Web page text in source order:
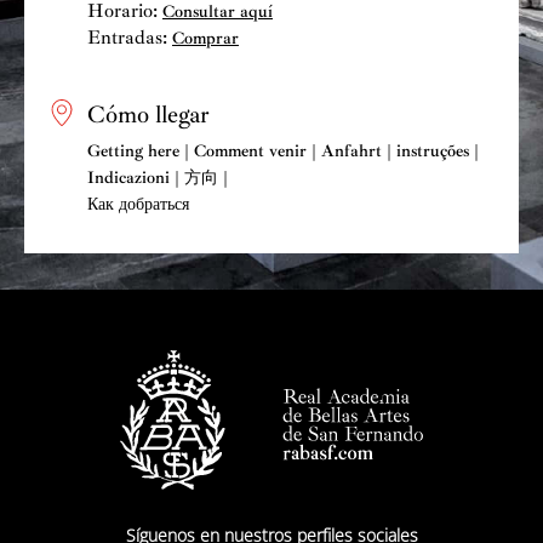
Ciertamente no ha habido exposición que carezca de
alarde de su rigor científico. Es cierto que a finales del
siglo pasado se realizaron exposiciones puntuales tan
memorables como la de
Sánchez (1990) seguidas de otras cuatro con distintos
cuarto centenario de su nacimiento y siendo Fernando
se ha convertido en habitual a lo largo de todo el año,
incluso simultaneando varias muestras importantes. Son
proyectos en los que se advierte la intención de
actualizar la narración de la historia del arte con
lecturas transversales, rebasando los límites
Horario: Consultar aquí
Entradas: Comprar
Cómo llegar
Getting here | Comment venir | Anfahrt | instruções |
Indicazioni | 方向 |
Как добраться
Síguenos en nuestros perfiles sociales